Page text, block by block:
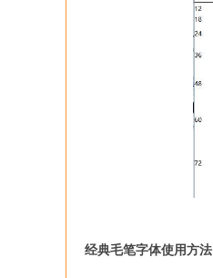
经典毛笔字体使用方法